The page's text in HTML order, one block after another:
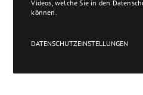
Videos, welche Sie in den
können.
DATENSCHUTZEINSTELLUNGEN